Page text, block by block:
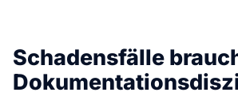
Schadensfälle